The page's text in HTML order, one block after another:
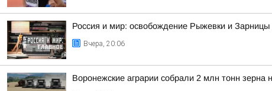
Россия и мир: освобождение Рыжевки и
Вчера, 20:06
Воронежские аграрии собрали 2 млн тонн зерна